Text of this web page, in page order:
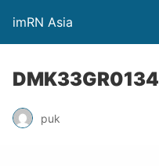
imRN Asia
DMK33GR0134
puk